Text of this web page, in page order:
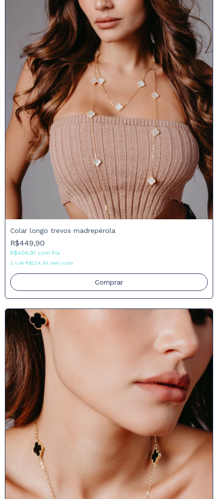
Colar longo trevos madrepérola
R$449,90
R$404,91 com Pix
2 x de R$224,95 sem juros
Comprar